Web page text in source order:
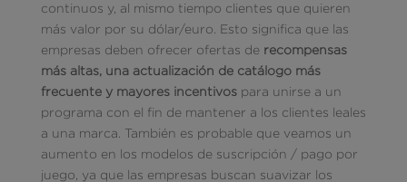
continuos y, al mismo tiempo clientes que quieren
más valor por su dólar/euro. Esto significa que las
empresas deben ofrecer ofertas derecompensas
más altas, una actualización de catálogo más
frecuente y mayores incentivospara unirse a un
programa con el fin de mantener a los clientes leales
a una marca. También es probable que veamos un
aumento en los modelos de suscripción / pago por
juego, ya que las empresas buscan suavizar los